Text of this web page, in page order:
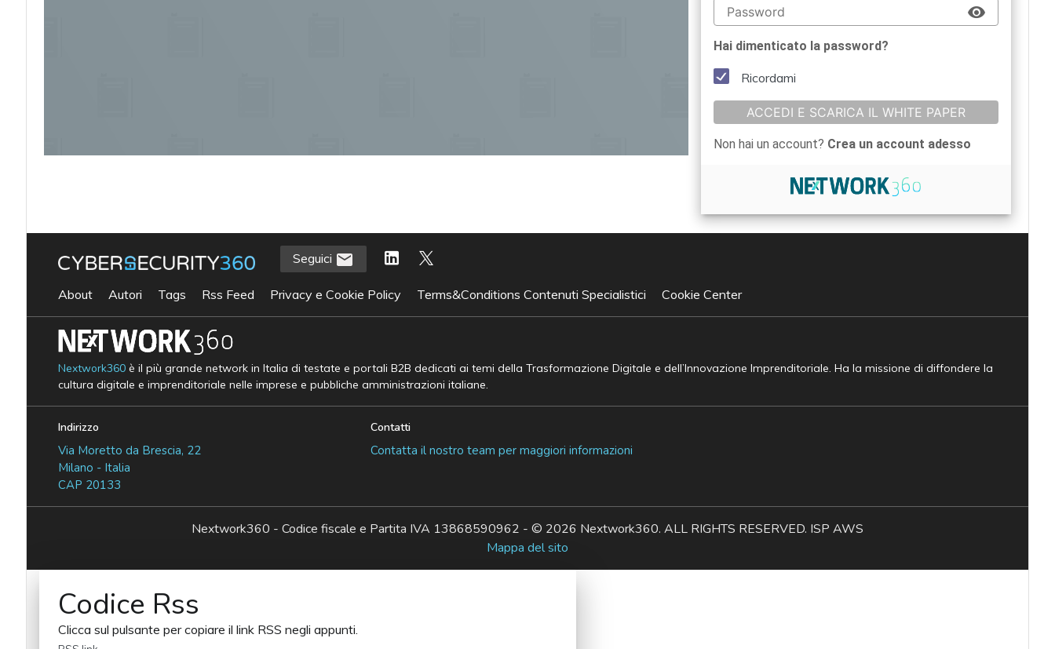
Hai dimenticato la password?
Ricordami
ACCEDI E SCARICA IL WHITE PAPER
Non hai un account? Crea un account adesso
Seguici
About Autori Tags Rss Feed Privacy e Cookie Policy Terms&Conditions Contenuti Specialistici Cookie Center
Nextwork360è il più grande network in Italia di testate e portali B2B dedicati ai temi della Trasformazione Digitale e dell’Innovazione Imprenditoriale. Ha la missione di diffondere la
cultura digitale e imprenditoriale nelle imprese e pubbliche amministrazioni italiane.
Indirizzo
Via Moretto da Brescia, 22
Milano - Italia
CAP 20133
Contatti
Contatta il nostro team per maggiori informazioni
Nextwork360 - Codice fiscale e Partita IVA 13868590962 - © 2026 Nextwork360. ALL RIGHTS RESERVED. ISP AWS
Mappa del sito
Codice Rss
Clicca sul pulsante per copiare il link RSS negli appunti.